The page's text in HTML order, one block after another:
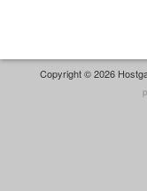
Copyright © 2026